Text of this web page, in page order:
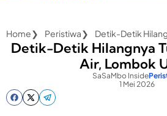
Home Peristiwa
Detik-Detik Hilangnya
Air, Lombok
SaSaMbo Inside
1 Mei 2026